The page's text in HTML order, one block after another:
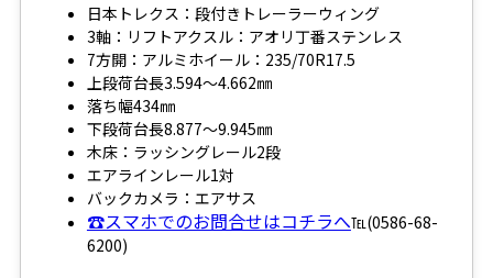
日本トレクス：段付きトレーラーウィング
3軸：リフトアクスル：アオリ丁番ステンレス
7方開：アルミホイール：235/70R17.5
上段荷台長3.594～4.662㎜
落ち幅434㎜
下段荷台長8.877～9.945㎜
木床：ラッシングレール2段
エアラインレール1対
バックカメラ：エアサス
☎スマホでのお問合せはコチラへ℡(0586-68-
6200)